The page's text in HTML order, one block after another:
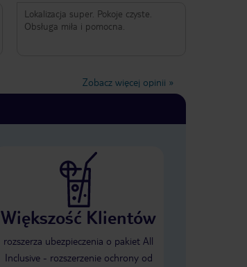
Lokalizacja super. Pokoje czyste.
Obsługa miła i pomocna.
Zobacz więcej opinii »
Większość Klientów
rozszerza ubezpieczenia o pakiet All
Inclusive - rozszerzenie ochrony od